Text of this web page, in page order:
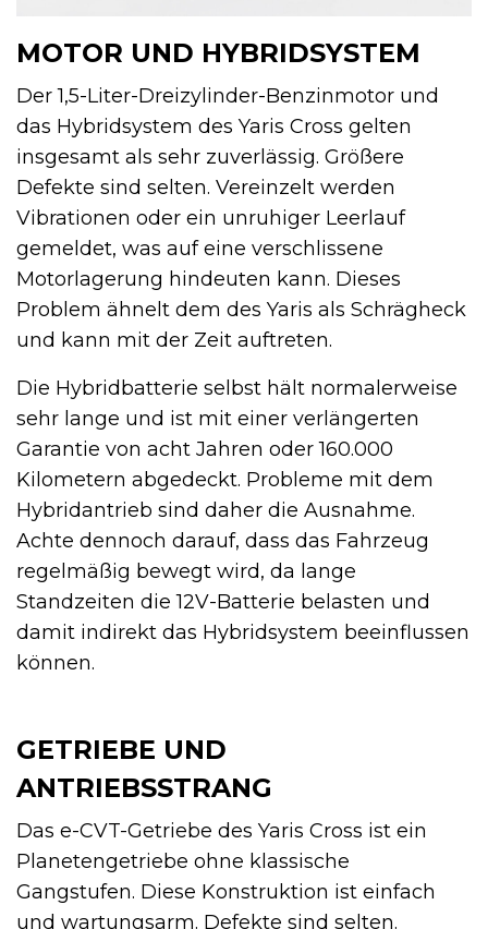
MOTOR UND HYBRIDSYSTEM
Der 1,5-Liter-Dreizylinder-Benzinmotor und
das Hybridsystem des Yaris Cross gelten
insgesamt als sehr zuverlässig. Größere
Defekte sind selten. Vereinzelt werden
Vibrationen oder ein unruhiger Leerlauf
gemeldet, was auf eine verschlissene
Motorlagerung hindeuten kann. Dieses
Problem ähnelt dem des Yaris als Schrägheck
und kann mit der Zeit auftreten.
Die Hybridbatterie selbst hält normalerweise
sehr lange und ist mit einer verlängerten
Garantie von acht Jahren oder 160.000
Kilometern abgedeckt. Probleme mit dem
Hybridantrieb sind daher die Ausnahme.
Achte dennoch darauf, dass das Fahrzeug
regelmäßig bewegt wird, da lange
Standzeiten die 12V-Batterie belasten und
damit indirekt das Hybridsystem beeinflussen
können.
GETRIEBE UND
ANTRIEBSSTRANG
Das e-CVT-Getriebe des Yaris Cross ist ein
Planetengetriebe ohne klassische
Gangstufen. Diese Konstruktion ist einfach
und wartungsarm. Defekte sind selten.